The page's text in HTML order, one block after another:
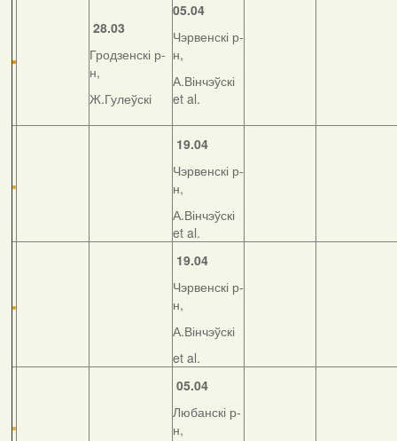
28.03
Гродзенскі р-
н,
Ж.Гулеўскі
05.04
Чэрвенскі р-
н,
А.Вінчэўскі
et al.
19.04
Чэрвенскі р-
н,
А.Вінчэўскі
et al.
19.04
Чэрвенскі р-
н,
А.Вінчэўскі
et al.
05.04
Любанскі р-
н,